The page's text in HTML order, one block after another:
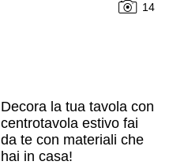
14
Decora la tua tavola con
centrotavola estivo fai
da te con materiali che
hai in casa!